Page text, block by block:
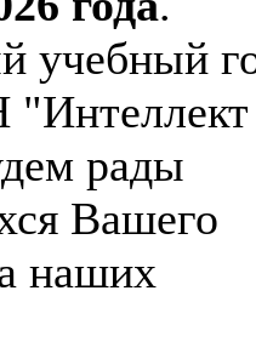
учебный
рады
Вашего
наших